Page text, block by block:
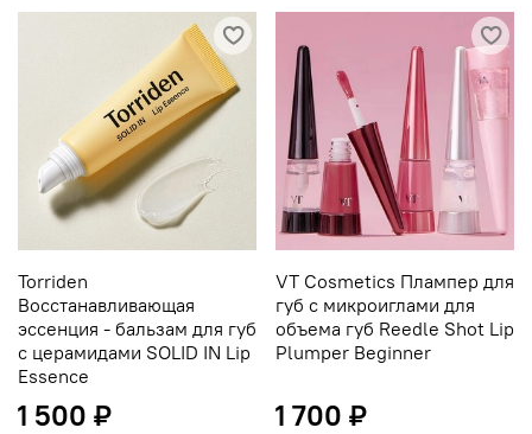
Torriden
Восстанавливающая
эссенция - бальзам для губ
с церамидами SOLID IN Lip
Essence
1 500 ₽
VT Cosmetics Плампер для
губ с микроиглами для
объема губ Reedle Shot Lip
Plumper Beginner
1 700 ₽